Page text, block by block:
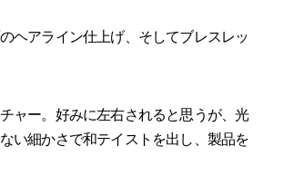
ヘアライン仕上げ、そしてブレスレッ
ャー。好みに左右されると思うが、光
い細かさで和テイストを出し、製品を